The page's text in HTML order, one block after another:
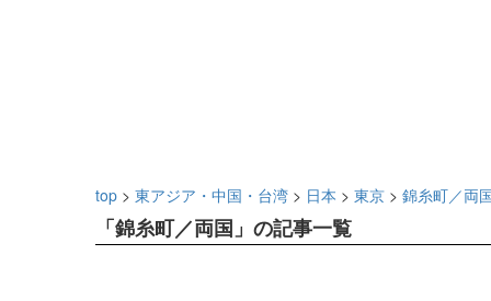
top > 東アジア・中国・台湾 > 日本 > 東京 > 錦糸町／両
「錦糸町／両国」の記事一覧